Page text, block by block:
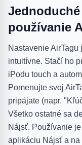
používanie
Nastavenie
intuitívne. Stačí ho
iPodu touch a
Pomenujte svoj
pripájate (napr.
Všetko ostatné sa
Nájsť. Používanie
aplikáciu Nájsť a na